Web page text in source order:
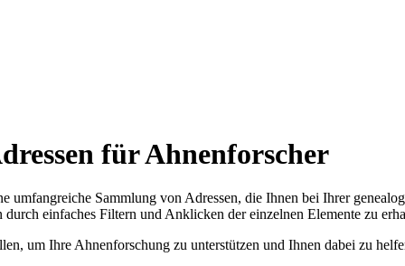
für Ahnenforscher
Sammlung von Adressen, die Ihnen bei Ihrer
einfaches Filtern und Anklicken der einzelnen Elemente zu
um Ihre Ahnenforschung zu unterstützen und Ihnen dabei zu